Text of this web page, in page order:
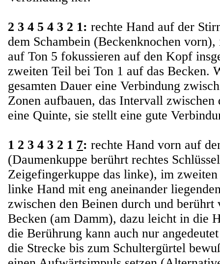
2 3 4 5 4 3 2 1: rechte Hand auf der
dem Schambein (Beckenknochen
auf Ton 5 fokussieren auf den Kopf
zweiten Teil bei Ton 1 auf das Becken.
gesamten Dauer eine Verbindung
Zonen aufbauen, das Intervall zwischen
eine Quinte, sie stellt eine gute
1 2 3 4 3 2 1 7: rechte Hand vorn auf
(Daumenkuppe berührt rechtes
Zeigefingerkuppe das linke), im
linke Hand mit eng aneinander
zwischen den Beinen durch und berührt
Becken (am Damm), dazu leicht in die
die Berührung kann auch nur
die Strecke bis zum Schultergürtel